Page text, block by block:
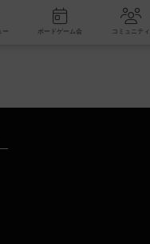
新着レビュー ボードゲーム会